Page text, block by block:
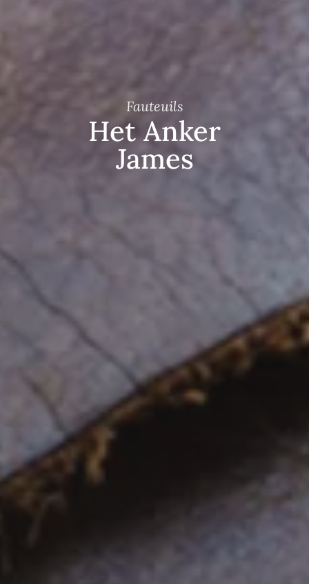
Fauteuils
Het Anker
James